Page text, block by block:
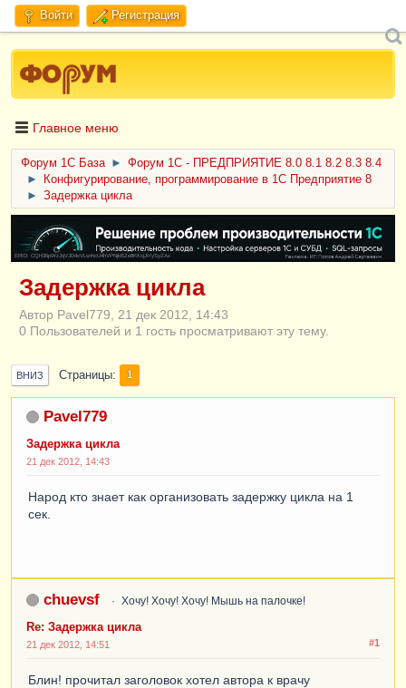
Войти Регистрация
Главное меню
Форум 1C База ►
Форум 1С - ПРЕДПРИЯТИЕ 8.0 8.1 8.2 8.3 8.4
►
Конфигурирование, программирование в 1С Предприятие 8
►
Задержка цикла
ERID: CQH36pWzJqVJD4xVLsnhcU4hVPNjkBZe8KKxjJiYySyZAz
Задержка цикла
Автор Pavel779, 21 дек 2012, 14:43
0 Пользователей и 1 гость просматривают эту тему.
ВНИЗ Страницы 1
Pavel779
Задержка цикла
21 дек 2012, 14:43
Народ кто знает как организовать задержку цикла на 1
сек.
chuevsf Хочу! Хочу! Хочу! Мышь на палочке!
Re: Задержка цикла
#1
21 дек 2012, 14:51
Блин! прочитал заголовок хотел автора к врачу